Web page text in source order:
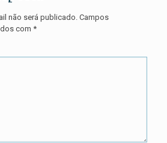
não será publicado.Campos
com *